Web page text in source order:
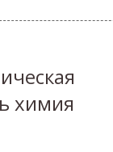
химия